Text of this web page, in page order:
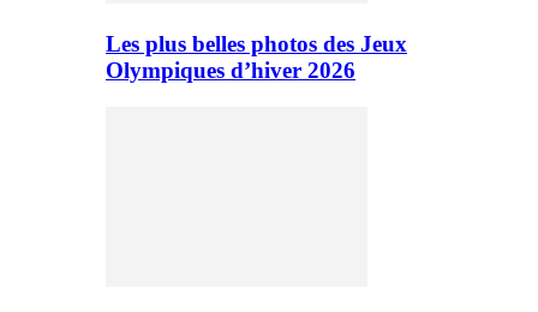
Les plus belles photos des Jeux
Olympiques d’hiver 2026